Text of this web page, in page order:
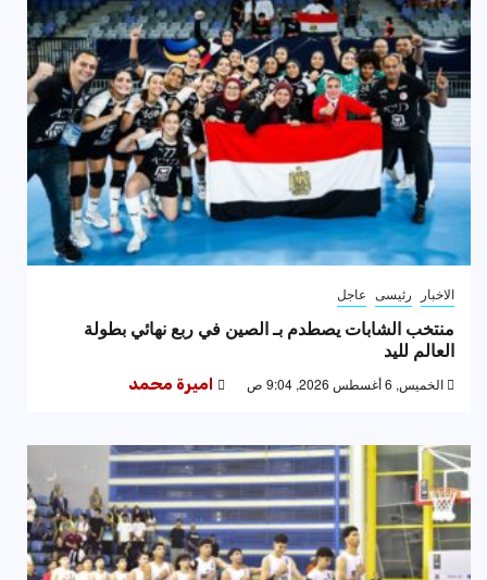
الاخبار رئيسى عاجل
منتخب الشابات يصطدم بـ الصين في ربع نهائي بطولة
العالم لليد
الخميس, 6 أغسطس 2026, 9:04 ص اميرة محمد